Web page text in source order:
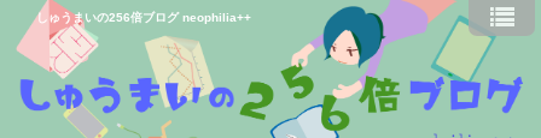
しゅうまいの256倍ブログ neophilia++